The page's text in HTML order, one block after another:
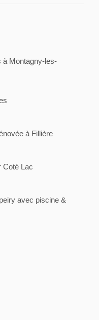
à Montagny-les-
à Fillière
Coté Lac
avec piscine &